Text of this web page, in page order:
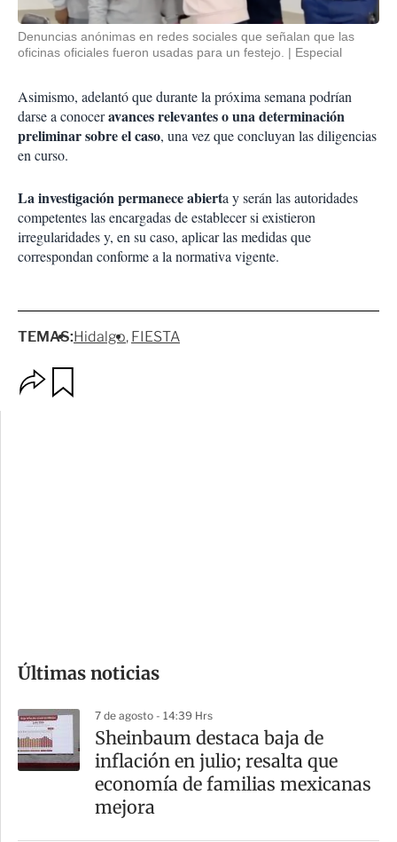
Denuncias anónimas en redes sociales que señalan que las
oficinas oficiales fueron usadas para un festejo.
Especial
Asimismo, adelantó que durante la próxima semana podrían
darse a conoceravances relevantes o una determinación
preliminar sobre el caso, una vez que concluyan las diligencias
en curso.
La investigación permanece abierta y serán las autoridades
competentes las encargadas de establecer si existieron
irregularidades y, en su caso, aplicar las medidas que
correspondan conforme a la normativa vigente.
TEMAS:Hidalgo FIESTA
m
a
r
t
Últimas noticias
7 de agosto - 14:39 Hrs
Sheinbaum destaca baja de
inflación en julio; resalta que
economía de familias mexicanas
mejora